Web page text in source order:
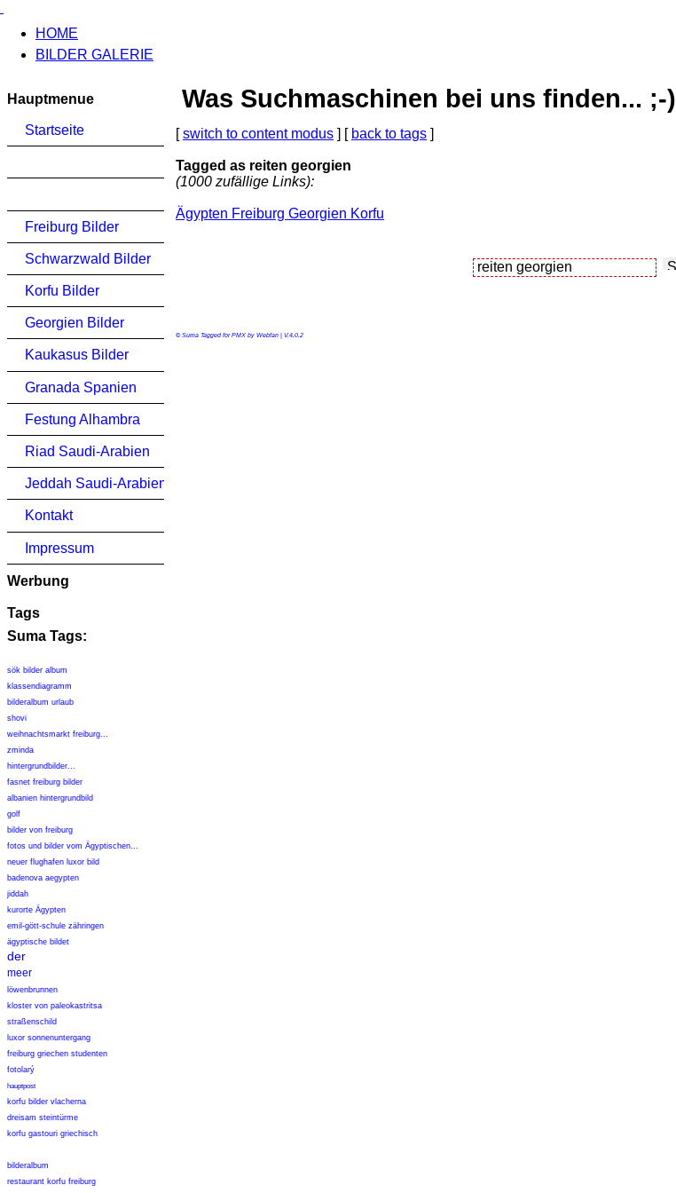
HOME
BILDER GALERIE
Hauptmenue
Startseite
Freiburg Bilder
Schwarzwald Bilder
Korfu Bilder
Georgien Bilder
Kaukasus Bilder
Granada Spanien
Festung Alhambra
Riad Saudi-Arabien
Jeddah Saudi-Arabien
Kontakt
Impressum
Werbung
Tags
Suma Tags:
sök bilder album
klassendiagramm
bilderalbum urlaub
shovi
weihnachtsmarkt freiburg...
zminda
hintergrundbilder...
fasnet freiburg bilder
albanien hintergrundbild
golf
bilder von freiburg
fotos und bilder vom Ägyptischen...
neuer flughafen luxor bild
badenova aegypten
jiddah
kurorte Ägypten
emil-gött-schule zähringen
ägyptische bildet
der
meer
löwenbrunnen
kloster von paleokastritsa
straßenschild
luxor sonnenuntergang
freiburg griechen studenten
fotolarý
hauptpost
korfu bilder vlacherna
dreisam steintürme
korfu gastouri griechisch
bilderalbum
restaurant korfu freiburg
Was Suchmaschinen bei uns finden... ;-)
[switch to content modus ] [ back to tags ]
Tagged as reiten georgien
(1000 zufällige Links):
Ägypten Freiburg Georgien Korfu
© Suma Tagged for PMX by Webfan | V.4.0.2